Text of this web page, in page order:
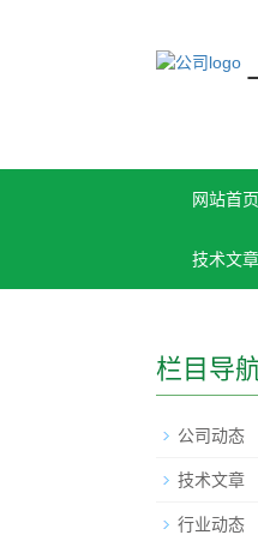
网站首页
技术文章
栏目导
公司动态
技术文章
行业动态